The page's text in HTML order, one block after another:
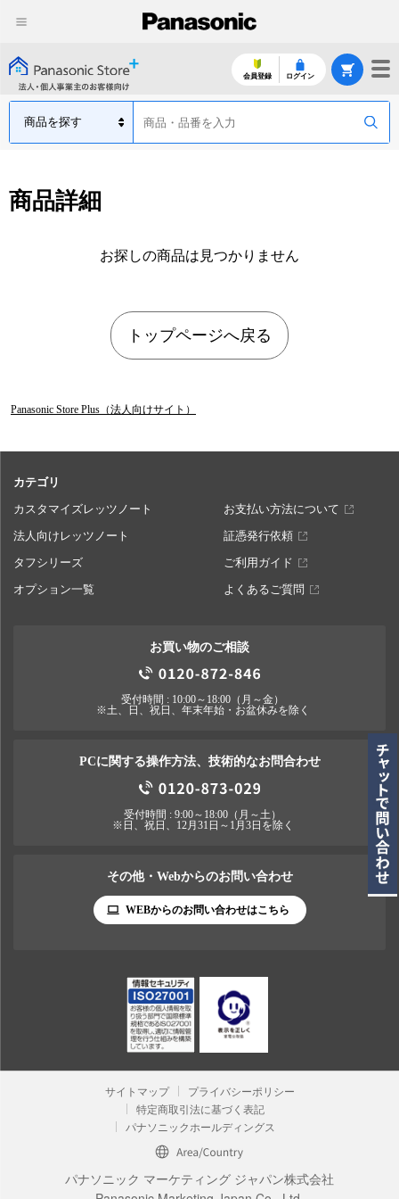
会員登録 ログイン
商品詳細
お探しの商品は見つかりません
トップページへ戻る
Panasonic Store Plus（法人向けサイト）
カテゴリ
カスタマイズレッツノート
お支払い方法について
法人向けレッツノート
証憑発行依頼
タフシリーズ
ご利用ガイド
オプション一覧
よくあるご質問
お買い物のご相談
受付時間 : 10:00～18:00（月～金）
※土、日、祝日、年末年始・お盆休みを除く
PCに関する操作方法、技術的なお問合わせ
受付時間 : 9:00～18:00（月～土）
※日、祝日、12月31日～1月3日を除く
その他・Webからのお問い合わせ
WEBからのお問い合わせはこちら
サイトマップ
プライバシーポリシー
特定商取引法に基づく表記
パナソニックホールディングス
パナソニック マーケティング ジャパン株式会社